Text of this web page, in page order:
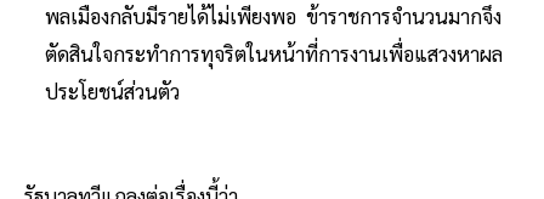
พลเมืองกลับมีรายได้ไม่เพียงพอ ข้าราชการจำนวนมากจึง
ตัดสินใจกระทำการทุจริตในหน้าที่การงานเพื่อแสวงหาผล
ประโยชน์ส่วนตัว